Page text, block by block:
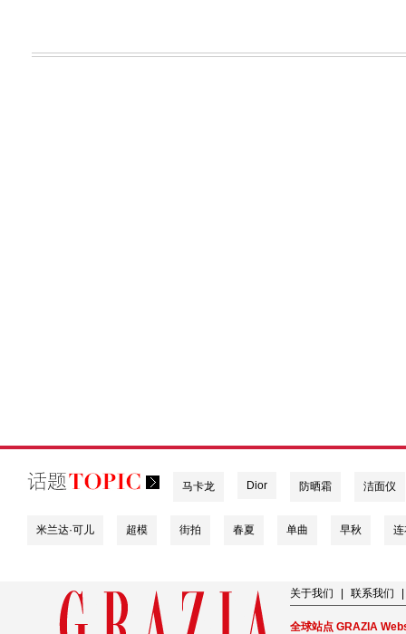
马卡龙 Dior 防晒霜 洁面仪
米兰达·可儿 超模 街拍 春夏 单曲 早秋
关于我们 联系我们
全球站点 GRAZIA